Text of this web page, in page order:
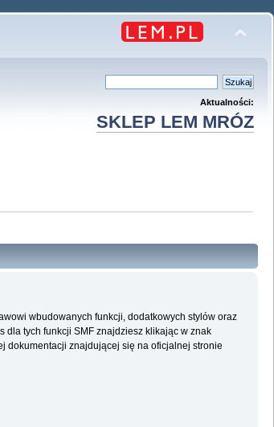
Aktualności:
SKLEP LEM MRÓZ
wbudowanych funkcji, dodatkowych stylów oraz
dla tych funkcji SMF znajdziesz klikając w znak
dokumentacji znajdującej się na oficjalnej stronie